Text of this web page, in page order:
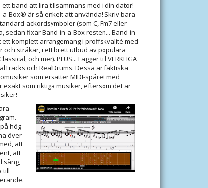
band att lira tillsammans med i din dator!
a-Box® är så enkelt att använda! Skriv bara
ackordsymboler (som C, Fm7 eller
sedan fixar Band-in-a-Box resten... Band-in-
komplett arrangemang i proffskvalité med
och stråkar, i ett brett utbud av populära
och mer). PLUS... Lägger till VERKLIGA
och RealDrums. Dessa är faktiska
som ersätter MIDI-spåret med
exakt som riktiga musiker, eftersom det är
hög
över
att
att
sång,
till